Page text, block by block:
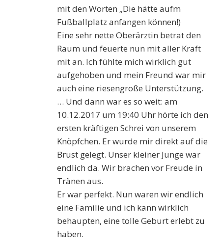
mit den Worten „Die hätte aufm
Fußballplatz anfangen können!)
Eine sehr nette Oberärztin betrat den
Raum und feuerte nun mit aller Kraft
mit an. Ich fühlte mich wirklich gut
aufgehoben und mein Freund war mir
auch eine riesengroße Unterstützung.
… Und dann war es so weit: am
10.12.2017 um 19:40 Uhr hörte ich den
ersten kräftigen Schrei von unserem
Knöpfchen. Er wurde mir direkt auf die
Brust gelegt. Unser kleiner Junge war
endlich da. Wir brachen vor Freude in
Tränen aus.
Er war perfekt. Nun waren wir endlich
eine Familie und ich kann wirklich
behaupten, eine tolle Geburt erlebt zu
haben.